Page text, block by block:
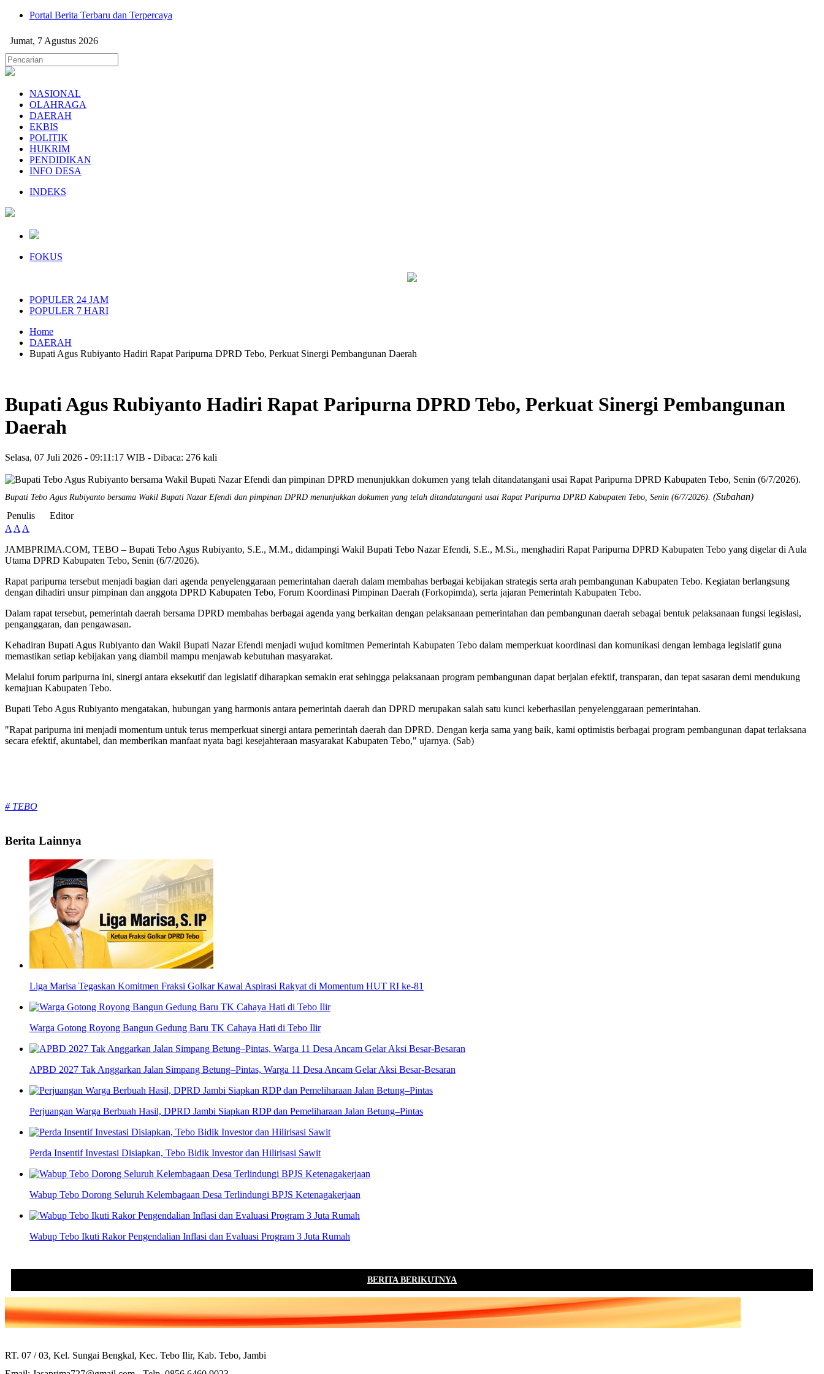
Portal Berita Terbaru dan Terpercaya
Jumat, 7 Agustus 2026
NASIONAL
OLAHRAGA
DAERAH
EKBIS
POLITIK
HUKRIM
PENDIDIKAN
INFO DESA
INDEKS
FOKUS
POPULER 24 JAM
POPULER 7 HARI
Home
DAERAH
Bupati Agus Rubiyanto Hadiri Rapat Paripurna DPRD Tebo, Perkuat Sinergi Pembangunan Daerah
Bupati Agus Rubiyanto Hadiri Rapat Paripurna DPRD Tebo, Perkuat Sinergi Pembangunan
Daerah
Selasa, 07 Juli 2026 - 09:11:17 WIB - Dibaca: 276 kali
Bupati Tebo Agus Rubiyanto bersama Wakil Bupati Nazar Efendi dan pimpinan DPRD menunjukkan dokumen yang telah ditandatangani usai Rapat Paripurna DPRD Kabupaten Tebo, Senin (6/7/2026). (Subahan)
Penulis
Editor
A A A
JAMBPRIMA.COM, TEBO – Bupati Tebo Agus Rubiyanto, S.E., M.M., didampingi Wakil Bupati Tebo Nazar Efendi, S.E., M.Si., menghadiri Rapat Paripurna DPRD Kabupaten Tebo yang digelar di Aula
Utama DPRD Kabupaten Tebo, Senin (6/7/2026).
Rapat paripurna tersebut menjadi bagian dari agenda penyelenggaraan pemerintahan daerah dalam membahas berbagai kebijakan strategis serta arah pembangunan Kabupaten Tebo. Kegiatan berlangsung
dengan dihadiri unsur pimpinan dan anggota DPRD Kabupaten Tebo, Forum Koordinasi Pimpinan Daerah (Forkopimda), serta jajaran Pemerintah Kabupaten Tebo.
Dalam rapat tersebut, pemerintah daerah bersama DPRD membahas berbagai agenda yang berkaitan dengan pelaksanaan pemerintahan dan pembangunan daerah sebagai bentuk pelaksanaan fungsi legislasi,
penganggaran, dan pengawasan.
Kehadiran Bupati Agus Rubiyanto dan Wakil Bupati Nazar Efendi menjadi wujud komitmen Pemerintah Kabupaten Tebo dalam memperkuat koordinasi dan komunikasi dengan lembaga legislatif guna
memastikan setiap kebijakan yang diambil mampu menjawab kebutuhan masyarakat.
Melalui forum paripurna ini, sinergi antara eksekutif dan legislatif diharapkan semakin erat sehingga pelaksanaan program pembangunan dapat berjalan efektif, transparan, dan tepat sasaran demi mendukung
kemajuan Kabupaten Tebo.
Bupati Tebo Agus Rubiyanto mengatakan, hubungan yang harmonis antara pemerintah daerah dan DPRD merupakan salah satu kunci keberhasilan penyelenggaraan pemerintahan.
"Rapat paripurna ini menjadi momentum untuk terus memperkuat sinergi antara pemerintah daerah dan DPRD. Dengan kerja sama yang baik, kami optimistis berbagai program pembangunan dapat terlaksana
secara efektif, akuntabel, dan memberikan manfaat nyata bagi kesejahteraan masyarakat Kabupaten Tebo," ujarnya. (Sab)
# TEBO
Berita Lainnya
Liga Marisa Tegaskan Komitmen Fraksi Golkar Kawal Aspirasi Rakyat di Momentum HUT RI ke-81
Warga Gotong Royong Bangun Gedung Baru TK Cahaya Hati di Tebo Ilir
APBD 2027 Tak Anggarkan Jalan Simpang Betung–Pintas, Warga 11 Desa Ancam Gelar Aksi Besar-Besaran
Perjuangan Warga Berbuah Hasil, DPRD Jambi Siapkan RDP dan Pemeliharaan Jalan Betung–Pintas
Perda Insentif Investasi Disiapkan, Tebo Bidik Investor dan Hilirisasi Sawit
Wabup Tebo Dorong Seluruh Kelembagaan Desa Terlindungi BPJS Ketenagakerjaan
Wabup Tebo Ikuti Rakor Pengendalian Inflasi dan Evaluasi Program 3 Juta Rumah
BERITA BERIKUTNYA
RT. 07 / 03, Kel. Sungai Bengkal, Kec. Tebo Ilir, Kab. Tebo, Jambi